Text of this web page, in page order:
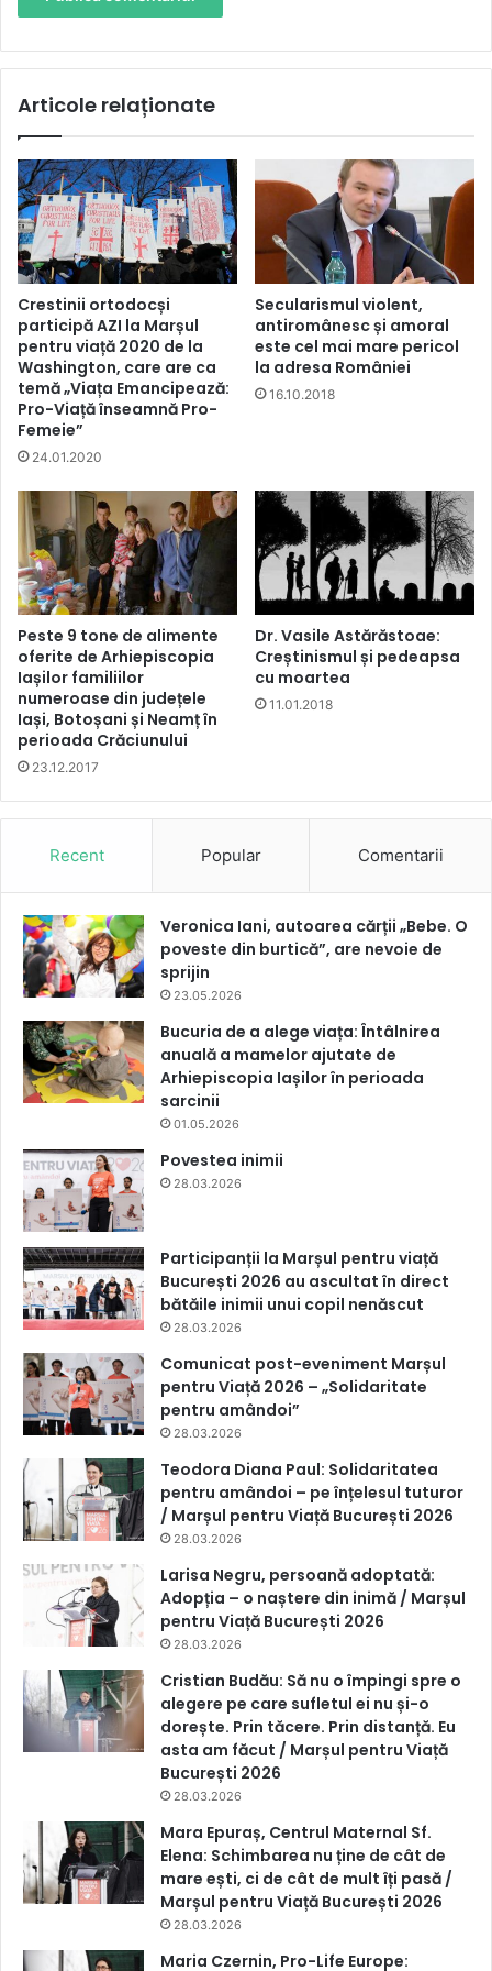
Articole relaționate
Crestinii ortodocși
participă AZI la Marșul
pentru viață 2020 de la
Washington, care are ca
temă „Viața Emancipează:
Pro-Viață înseamnă Pro-
Femeie”
24.01.2020
Secularismul violent,
antiromânesc și amoral
este cel mai mare pericol
la adresa României
16.10.2018
Peste 9 tone de alimente
oferite de Arhiepiscopia
Iașilor familiilor
numeroase din județele
Iași, Botoșani și Neamț în
perioada Crăciunului
23.12.2017
Dr. Vasile Astărăstoae:
Creștinismul și pedeapsa
cu moartea
11.01.2018
Recent Popular Comentarii
Veronica Iani, autoarea cărții „Bebe. O
poveste din burtică”, are nevoie de
sprijin
23.05.2026
Bucuria de a alege viața: Întâlnirea
anuală a mamelor ajutate de
Arhiepiscopia Iașilor în perioada
sarcinii
01.05.2026
Povestea inimii
28.03.2026
Participanții la Marșul pentru viață
București 2026 au ascultat în direct
bătăile inimii unui copil nenăscut
28.03.2026
Comunicat post-eveniment Marșul
pentru Viață 2026 – „Solidaritate
pentru amândoi”
28.03.2026
Teodora Diana Paul: Solidaritatea
pentru amândoi – pe înțelesul tuturor
/ Marșul pentru Viață București 2026
28.03.2026
Larisa Negru, persoană adoptată:
Adopția – o naștere din inimă / Marșul
pentru Viață București 2026
28.03.2026
Cristian Budău: Să nu o împingi spre o
alegere pe care sufletul ei nu și-o
dorește. Prin tăcere. Prin distanță. Eu
asta am făcut / Marșul pentru Viață
București 2026
28.03.2026
Mara Epuraș, Centrul Maternal Sf.
Elena: Schimbarea nu ține de cât de
mare ești, ci de cât de mult îți pasă /
Marșul pentru Viață București 2026
28.03.2026
Maria Czernin, Pro-Life Europe: